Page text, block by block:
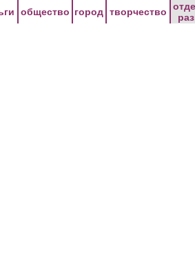
общество город творчество